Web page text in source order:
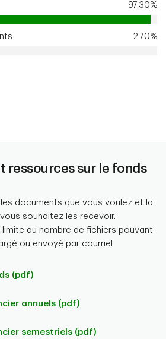
97.30%
2.70%
ressources sur le fonds
documents que vous voulez et la
souhaitez les recevoir.
limite au nombre de fichiers pouvant
ou envoyé par courriel.
(pdf)
annuels (pdf)
semestriels (pdf)